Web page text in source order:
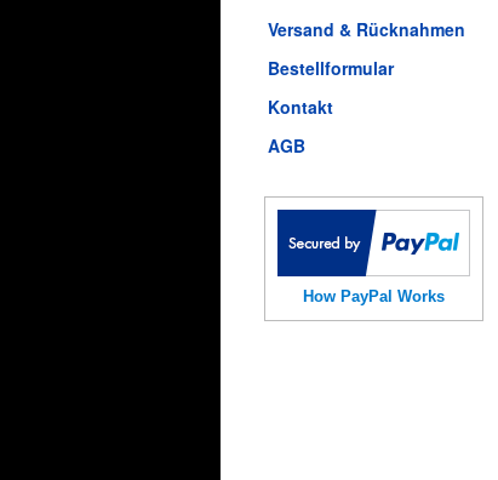
Versand & Rücknahmen
Bestellformular
Kontakt
AGB
How PayPal Works